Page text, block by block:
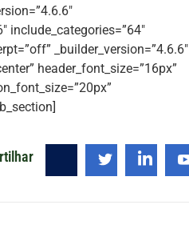
include_categories=”64″
_builder_version=”4.6.6″
header_font_size=”16px”